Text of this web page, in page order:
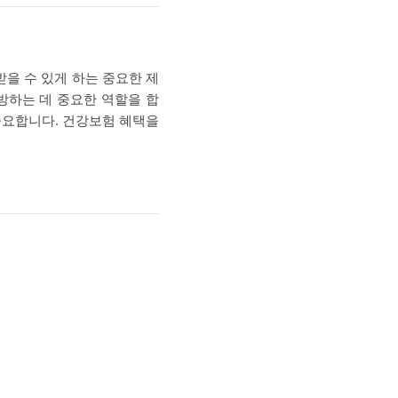
수 있게 하는 중요한 제
하는 데 중요한 역할을 합
합니다. 건강보험 혜택을